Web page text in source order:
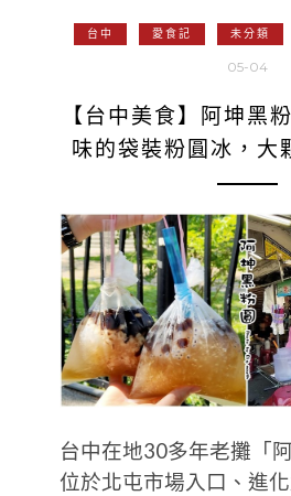
台中 愛食記 未分類
05-04
【台中美食】阿坤黑
味的袋裝粉圓冰，大
台中在地30多年老攤「
位於北屯市場入口、進